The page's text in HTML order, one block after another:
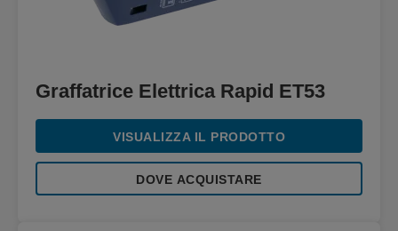
Graffatrice Elettrica Rapid ET53
VISUALIZZA IL PRODOTTO
DOVE ACQUISTARE